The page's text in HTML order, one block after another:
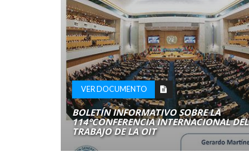
VER DOCUMENTO
BOLETÍN INFORMATIVO SOBRE LA
114°CONFERENCIA INTERNACIONAL DEL
TRABAJO DE LA OIT